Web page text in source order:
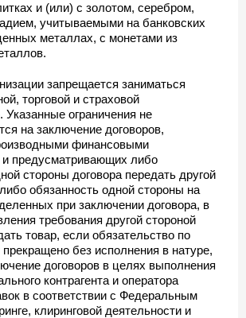
и (или) с золотом, серебром,
учитываемыми на банковских
металлах, с монетами из
запрещается заниматься
торговой и страховой
Указанные ограничения не
на заключение договоров,
финансовыми
и предусматривающих либо
стороны договора передать другой
обязанность одной стороны на
при заключении договора, в
требования другой стороной
товар, если обязательство по
прекращено без исполнения в натуре,
договоров в целях выполнения
контрагента и оператора
в соответствии с Федеральным
клиринговой деятельности и